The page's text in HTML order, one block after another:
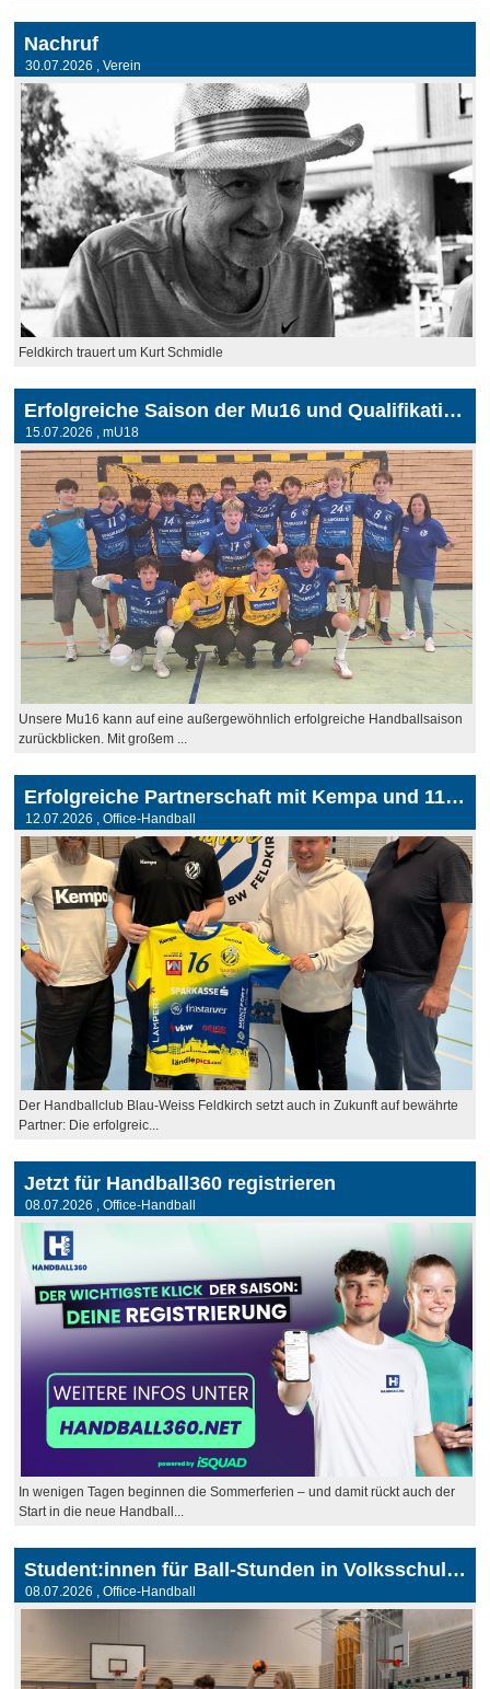
Nachruf
30.07.2026 , Verein
Feldkirch trauert um Kurt Schmidle
Erfolgreiche Saison der Mu16 und Qualifikation für die Mu18
15.07.2026 , mU18
Unsere Mu16 kann auf eine außergewöhnlich erfolgreiche Handballsaison
zurückblicken. Mit großem ...
Erfolgreiche Partnerschaft mit Kempa und 11teamsports wird fortgesetzt
12.07.2026 , Office-Handball
Der Handballclub Blau-Weiss Feldkirch setzt auch in Zukunft auf bewährte
Partner: Die erfolgreic...
Jetzt für Handball360 registrieren
08.07.2026 , Office-Handball
In wenigen Tagen beginnen die Sommerferien – und damit rückt auch der
Start in die neue Handball...
Student:innen für Ball-Stunden in Volksschulen gesucht
08.07.2026 , Office-Handball